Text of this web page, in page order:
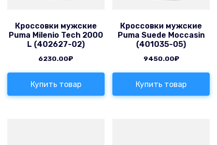
Кроссовки мужские
Puma Milenio Tech 2000
L (402627-02)
6230.00₽
Купить товар
Кроссовки мужские
Puma Suede Moccasin
(401035-05)
9450.00₽
Купить товар